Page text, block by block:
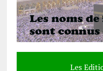
Les